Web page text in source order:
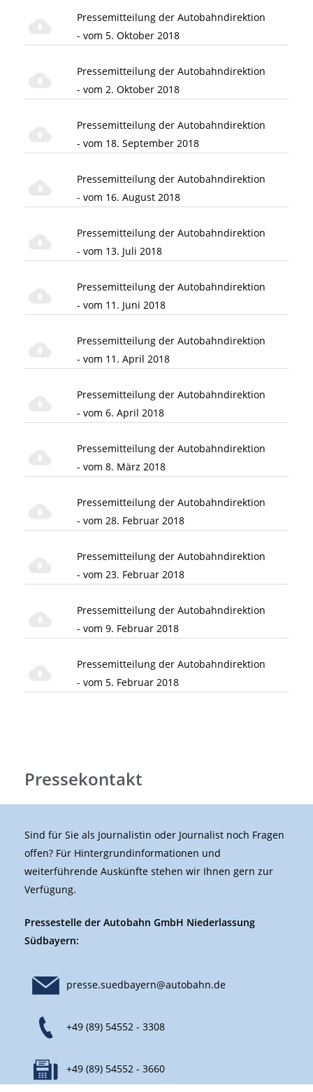
Pressemitteilung der Autobahndirektion
- vom 5. Oktober 2018
Pressemitteilung der Autobahndirektion
- vom 2. Oktober 2018
Pressemitteilung der Autobahndirektion
- vom 18. September 2018
Pressemitteilung der Autobahndirektion
- vom 16. August 2018
Pressemitteilung der Autobahndirektion
- vom 13. Juli 2018
Pressemitteilung der Autobahndirektion
- vom 11. Juni 2018
Pressemitteilung der Autobahndirektion
- vom 11. April 2018
Pressemitteilung der Autobahndirektion
- vom 6. April 2018
Pressemitteilung der Autobahndirektion
- vom 8. März 2018
Pressemitteilung der Autobahndirektion
- vom 28. Februar 2018
Pressemitteilung der Autobahndirektion
- vom 23. Februar 2018
Pressemitteilung der Autobahndirektion
- vom 9. Februar 2018
Pressemitteilung der Autobahndirektion
- vom 5. Februar 2018
Pressekontakt
Sind für Sie als Journalistin oder Journalist noch Fragen
offen? Für Hintergrundinformationen und
weiterführende Auskünfte stehen wir Ihnen gern zur
Verfügung.
Pressestelle der Autobahn GmbH Niederlassung
Südbayern:
presse.suedbayern@autobahn.de
+49 (89) 54552 - 3308
+49 (89) 54552 - 3660